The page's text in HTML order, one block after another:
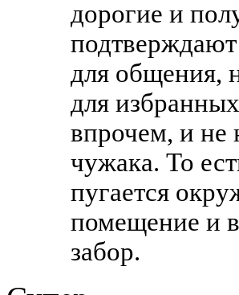
дорогие и
подтверждают
для общения,
для
впрочем, и не
чужака. То
пугается
помещение и
забор.